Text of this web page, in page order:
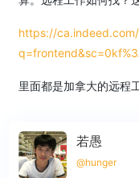
https://
里面都是加拿大的远程
若愚
@hunger